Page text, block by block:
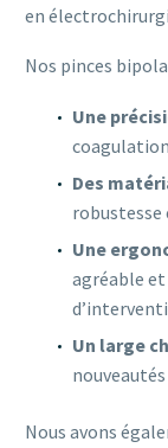
en
Nos pinces
Une
Des
Une
agréable
Un large
Nous avons